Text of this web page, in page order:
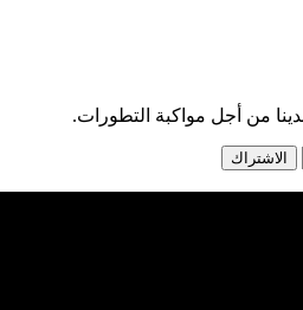
من أجل مواكبة التطورات.
الاشتراك